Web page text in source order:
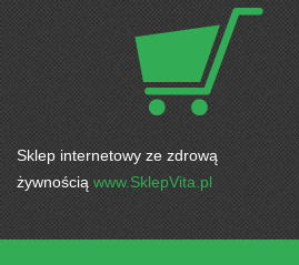
Sklep internetowy ze zdrową
żywnością www.SklepVita.pl